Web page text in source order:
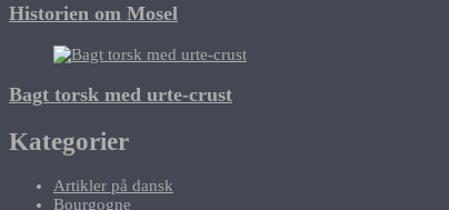
Historien om Mosel
Bagt torsk med urte-crust
Kategorier
Artikler på dansk
Bourgogne